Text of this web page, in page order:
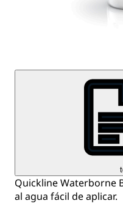
Quickline Waterborne
al agua fácil de aplicar.